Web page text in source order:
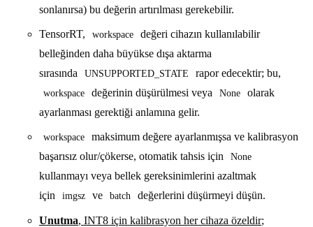
sonlanırsa) bu değerin artırılması gerekebilir.
TensorRT, workspace
değeri cihazın kullanılabilir
belleğinden daha büyükse dışa aktarma
sırasında
UNSUPPORTED_STATE rapor edecektir; bu,
workspace değerinin düşürülmesi veya None
olarak
ayarlanması gerektiği anlamına gelir.
workspace
maksimum değere ayarlanmışsa ve kalibrasyon
başarısız olur/çökerse, otomatik tahsis için
None
kullanmayı veya bellek gereksinimlerini azaltmak
için
imgsz ve batch değerlerini düşürmeyi düşün.
Unutma, INT8 için kalibrasyon her cihaza özeldir;